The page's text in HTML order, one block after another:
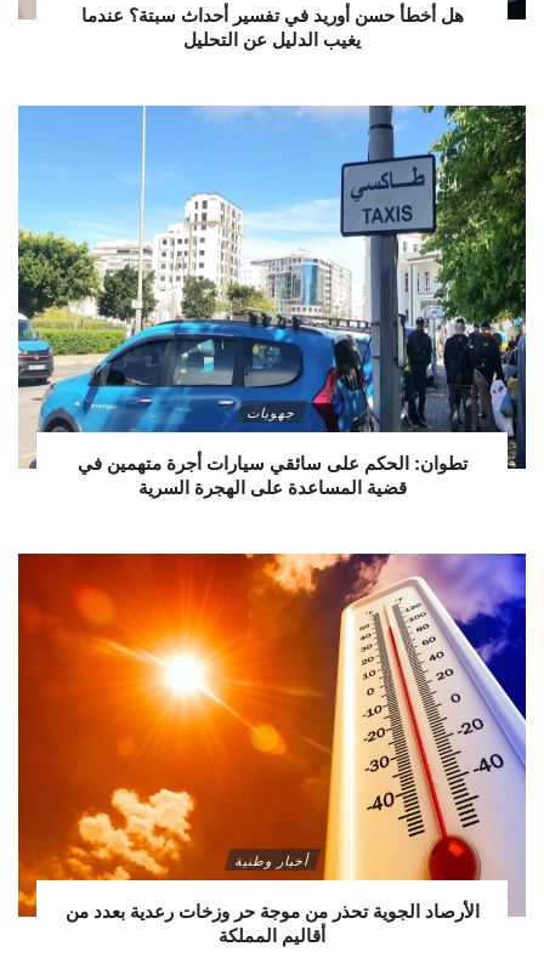
هل أخطأ حسن أوريد في تفسير أحداث سبتة؟ عندما
يغيب الدليل عن التحليل
جهويات
تطوان: الحكم على سائقي سيارات أجرة متهمين في
قضية المساعدة على الهجرة السرية
أخبار وطنية
الأرصاد الجوية تحذر من موجة حر وزخات رعدية بعدد من
أقاليم المملكة